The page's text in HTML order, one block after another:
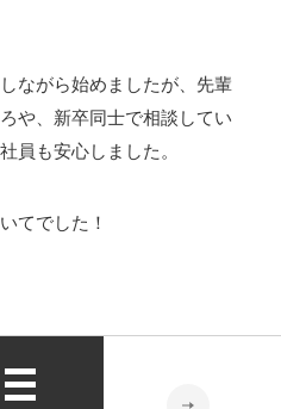
ながら始めましたが、先輩
や、新卒同士で相談してい
員も安心しました。
てでした！